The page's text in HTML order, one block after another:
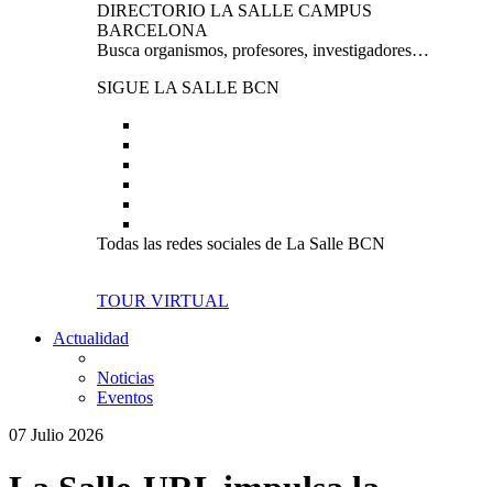
DIRECTORIO LA SALLE CAMPUS
BARCELONA
Busca organismos, profesores, investigadores…
SIGUE LA SALLE BCN
Todas las redes sociales de La Salle BCN
TOUR VIRTUAL
Actualidad
Noticias
Eventos
07 Julio 2026